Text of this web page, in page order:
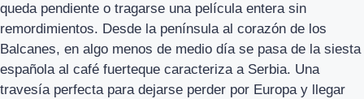
queda pendiente o tragarse una película entera sin
remordimientos. Desde la península al corazón de los
Balcanes, en algo menos de medio día se pasa de la siesta
española al café fuerteque caracteriza a Serbia. Una
travesía perfecta para dejarse perder por Europa y llegar